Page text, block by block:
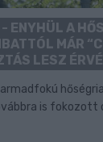
A
MÁR
LESZ
is fokozott